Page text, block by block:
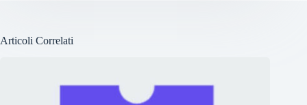
Articoli Correlati